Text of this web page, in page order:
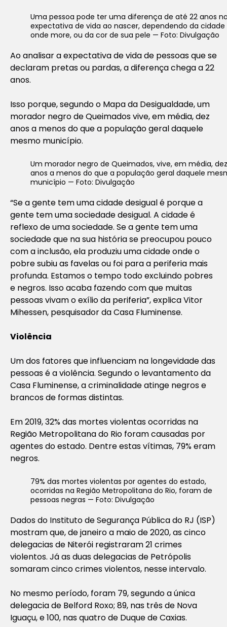
Uma pessoa pode ter uma diferença de até 22 anos
expectativa de vida ao nascer, dependendo da cidade
onde more, ou da cor de sua pele — Foto: Divulgação
Ao analisar a expectativa de vida de pessoas que se
declaram pretas ou pardas, a diferença chega a 22
anos.
Isso porque, segundo o Mapa da Desigualdade, um
morador negro de Queimados vive, em média, dez
anos a menos do que a população geral daquele
mesmo município.
Um morador negro de Queimados, vive, em média, dez
anos a menos do que a população geral daquele
município — Foto: Divulgação
“Se a gente tem uma cidade desigual é porque a
gente tem uma sociedade desigual. A cidade é
reflexo de uma sociedade. Se a gente tem uma
sociedade que na sua história se preocupou pouco
com a inclusão, ela produziu uma cidade onde o
pobre subiu as favelas ou foi para a periferia mais
profunda. Estamos o tempo todo excluindo pobres
e negros. Isso acaba fazendo com que muitas
pessoas vivam o exílio da periferia”, explica Vitor
Mihessen, pesquisador da Casa Fluminense.
Violência
Um dos fatores que influenciam na longevidade das
pessoas é a violência. Segundo o levantamento da
Casa Fluminense, a criminalidade atinge negros e
brancos de formas distintas.
Em 2019, 32% das mortes violentas ocorridas na
Região Metropolitana do Rio foram causadas por
agentes do estado. Dentre estas vítimas, 79% eram
negros.
79% das mortes violentas por agentes do estado,
ocorridas na Região Metropolitana do Rio, foram de
pessoas negras — Foto: Divulgação
Dados do Instituto de Segurança Pública do RJ (ISP)
mostram que, de janeiro a maio de 2020, as cinco
delegacias de Niterói registraram 21 crimes
violentos. Já as duas delegacias de Petrópolis
somaram cinco crimes violentos, nesse intervalo.
No mesmo período, foram 79, segundo a única
delegacia de Belford Roxo; 89, nas três de Nova
Iguaçu, e 100, nas quatro de Duque de Caxias.